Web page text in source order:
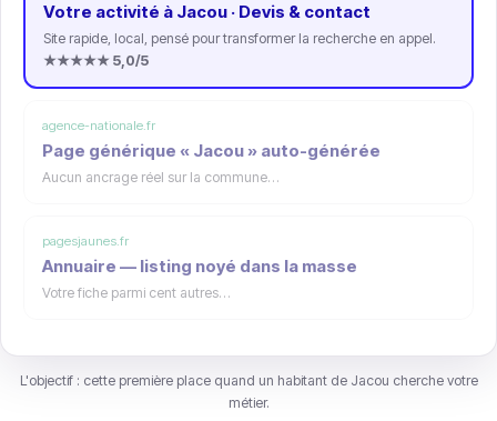
Votre activité à Jacou · Devis & contact
Site rapide, local, pensé pour transformer la recherche en appel.
★★★★★ 5,0/5
agence-nationale.fr
Page générique « Jacou » auto-générée
Aucun ancrage réel sur la commune…
pagesjaunes.fr
Annuaire — listing noyé dans la masse
Votre fiche parmi cent autres…
L'objectif : cette première place quand un habitant de Jacou cherche votre
métier.